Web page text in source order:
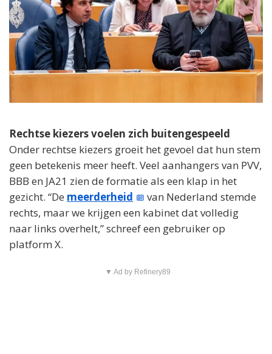
Rechtse kiezers voelen zich buitengespeeld
Onder rechtse kiezers groeit het gevoel dat hun stem
geen betekenis meer heeft. Veel aanhangers van PVV,
BBB en JA21 zien de formatie als een klap in het
gezicht. “De meerderheid
van Nederland stemde
rechts, maar we krijgen een kabinet dat volledig
naar links overhelt,” schreef een gebruiker op
platform X.
▼ Ad by Refinery89